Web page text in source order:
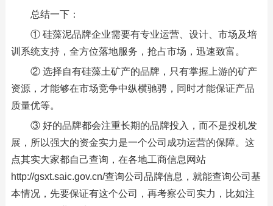
总结一下：
① 硅藻泥品牌企业需要有专业运营、设计、市场及培
训系统支持，全方位落地服务，抢占市场，迅速致富。
② 选择自有硅藻土矿产的品牌，只有掌握上游的矿产
资源，才能够在市场竞争中纵横驰骋，同时才能保证产品
质量优等。
③ 好的品牌都会注重长期的品牌投入，而不是投机发
展，所以强大的资金实力是一个公司成功运营的保障。这
点其实大家都自己查询，在各地工商信息网站
http://gsxt.saic.gov.cn/查询公司品牌信息，就能查询公司基
本情况，先要保证有这个公司，再考察公司实力，比如注